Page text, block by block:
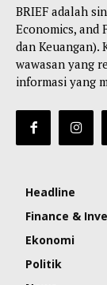
BRIEF adalah
Economics, and
dan Keuangan).
wawasan yang
informasi yang
Headline
Finance &
Ekonomi
Politik